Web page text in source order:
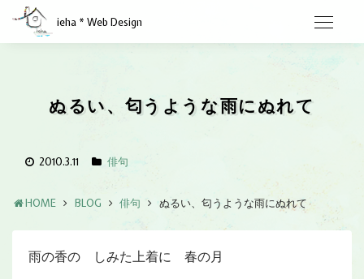
ieha * Web Design
ぬるい、匂うような雨にぬれて
2010.3.11 俳句
HOME BLOG 俳句 ぬるい、匂うような雨にぬれて
雨の香の しみた上着に 春の月